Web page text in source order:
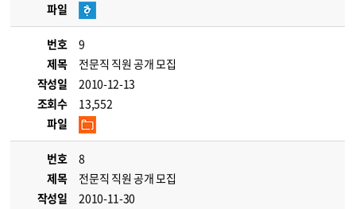
파일
번호
9
제목
전문직 직원 공개 모집
작성일
2010-12-13
조회수
13,552
파일
번호
8
제목
전문직 직원 공개 모집
작성일
2010-11-30